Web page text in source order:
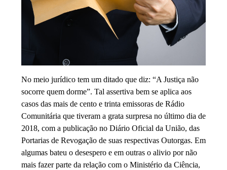
No meio jurídico tem um ditado que diz: “A Justiça não
socorre quem dorme”. Tal assertiva bem se aplica aos
casos das mais de cento e trinta emissoras de Rádio
Comunitária que tiveram a grata surpresa no último dia de
2018, com a publicação no Diário Oficial da União, das
Portarias de Revogação de suas respectivas Outorgas. Em
algumas bateu o desespero e em outras o alivio por não
mais fazer parte da relação com o Ministério da Ciência,